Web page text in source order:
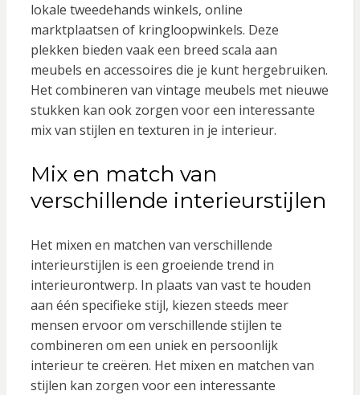
lokale tweedehands winkels, online
marktplaatsen of kringloopwinkels. Deze
plekken bieden vaak een breed scala aan
meubels en accessoires die je kunt hergebruiken.
Het combineren van vintage meubels met nieuwe
stukken kan ook zorgen voor een interessante
mix van stijlen en texturen in je interieur.
Mix en match van
verschillende interieurstijlen
Het mixen en matchen van verschillende
interieurstijlen is een groeiende trend in
interieurontwerp. In plaats van vast te houden
aan één specifieke stijl, kiezen steeds meer
mensen ervoor om verschillende stijlen te
combineren om een uniek en persoonlijk
interieur te creëren. Het mixen en matchen van
stijlen kan zorgen voor een interessante